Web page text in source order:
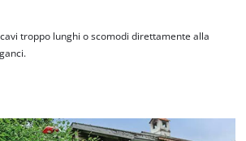
troppo lunghi o scomodi direttamente alla